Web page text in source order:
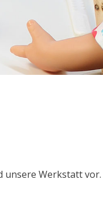
unsere Werkstatt vor.